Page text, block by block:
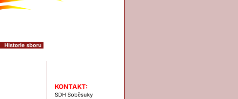
Historie sboru
KONTAKT:
SDH Soběsuky